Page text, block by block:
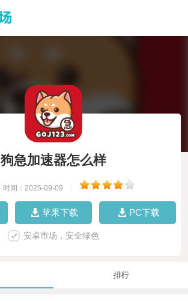
狗急加速器怎么样
时间：2025-09-09
苹果下载 PC下载
安卓市场，安全绿色
排行